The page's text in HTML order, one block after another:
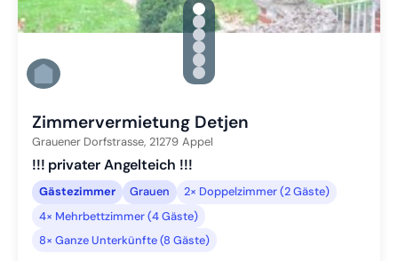
gallery.slide_selector
Zu Slide 1 wechseln
Zu Slide 2 wechseln
Zu Slide 3 wechseln
Zu Slide 4 wechseln
Zu Slide 5 wechseln
Zu Slide 6 wechseln
Zimmervermietung Detjen
Grauener Dorfstrasse, 21279 Appel
!!! privater Angelteich !!!
Gästezimmer Grauen
2× Doppelzimmer (2 Gäste)
4× Mehrbettzimmer (4 Gäste)
8× Ganze Unterkünfte (8 Gäste)